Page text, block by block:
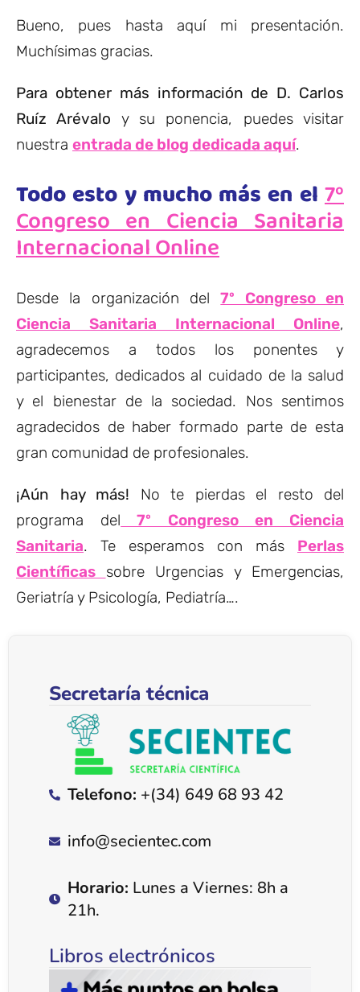
Bueno, pues hasta aquí mi presentación.
Muchísimas gracias.
Para obtener más información de D. Carlos
Ruíz Arévalo y su ponencia, puedes visitar
nuestra entrada de blog dedicada aquí.
Todo esto y mucho más en el 7º
Congreso en Ciencia Sanitaria
Internacional Online
Desde la organización del7º Congreso en
Ciencia Sanitaria Internacional Online,
agradecemos a todos los ponentes y
participantes, dedicados al cuidado de la salud
y el bienestar de la sociedad. Nos sentimos
agradecidos de haber formado parte de esta
gran comunidad de profesionales.
¡Aún hay más! No te pierdas el resto del
programa del 7º Congreso en Ciencia
Sanitaria. Te esperamos con más Perlas
Científicas sobre Urgencias y Emergencias,
Geriatría y Psicología, Pediatría….
Secretaría técnica
Telefono: +(34) 649 68 93 42
info@secientec.com
Horario: Lunes a Viernes: 8h a
21h.
Libros electrónicos